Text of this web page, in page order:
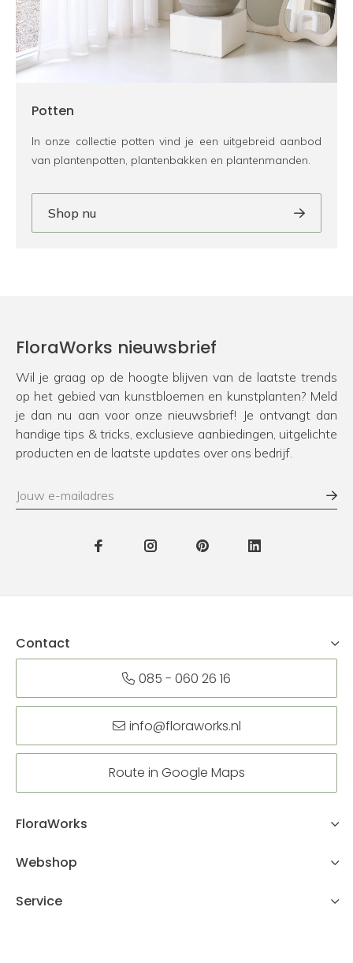
Potten
In onze collectie potten vind je een uitgebreid aanbod
van plantenpotten, plantenbakken en plantenmanden.
Shop nu
FloraWorks nieuwsbrief
Wil je graag op de hoogte blijven van de laatste trends
op het gebied van kunstbloemen en kunstplanten? Meld
je dan nu aan voor onze nieuwsbrief! Je ontvangt dan
handige tips & tricks, exclusieve aanbiedingen, uitgelichte
producten en de laatste updates over ons bedrijf.
Contact
085 - 060 26 16
info@floraworks.nl
Route in Google Maps
FloraWorks
Webshop
Service